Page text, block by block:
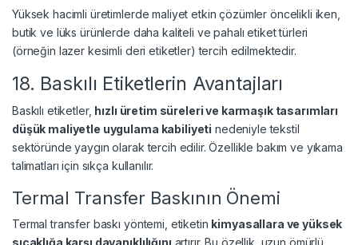
Yüksek hacimli üretimlerde maliyet etkin çözümler öncelikli iken,
butik ve lüks ürünlerde daha kaliteli ve pahalı etiket türleri
(örneğin lazer kesimli deri etiketler) tercih edilmektedir.
18. Baskılı Etiketlerin Avantajları
Baskılı etiketler, hızlı üretim süreleri ve karmaşık tasarımları
düşük maliyetle uygulama kabiliyeti nedeniyle tekstil
sektöründe yaygın olarak tercih edilir. Özellikle bakım ve yıkama
talimatları için sıkça kullanılır.
Termal Transfer Baskının Önemi
Termal transfer baskı yöntemi, etiketin kimyasallara ve yüksek